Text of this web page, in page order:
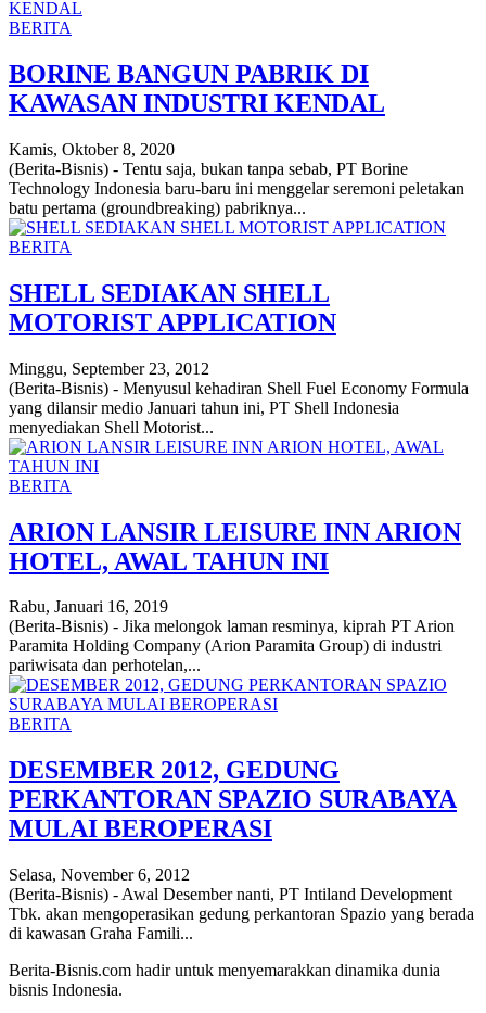
BERITA
BORINE BANGUN PABRIK DI
KAWASAN INDUSTRI KENDAL
Kamis, Oktober 8, 2020
(Berita-Bisnis) - Tentu saja, bukan tanpa sebab, PT Borine
Technology Indonesia baru-baru ini menggelar seremoni peletakan
batu pertama (groundbreaking) pabriknya...
BERITA
SHELL SEDIAKAN SHELL
MOTORIST APPLICATION
Minggu, September 23, 2012
(Berita-Bisnis) - Menyusul kehadiran Shell Fuel Economy Formula
yang dilansir medio Januari tahun ini, PT Shell Indonesia
menyediakan Shell Motorist...
BERITA
ARION LANSIR LEISURE INN ARION
HOTEL, AWAL TAHUN INI
Rabu, Januari 16, 2019
(Berita-Bisnis) - Jika melongok laman resminya, kiprah PT Arion
Paramita Holding Company (Arion Paramita Group) di industri
pariwisata dan perhotelan,...
BERITA
DESEMBER 2012, GEDUNG
PERKANTORAN SPAZIO SURABAYA
MULAI BEROPERASI
Selasa, November 6, 2012
(Berita-Bisnis) - Awal Desember nanti, PT Intiland Development
Tbk. akan mengoperasikan gedung perkantoran Spazio yang berada
di kawasan Graha Famili...
Berita-Bisnis.com hadir untuk menyemarakkan dinamika dunia
bisnis Indonesia.